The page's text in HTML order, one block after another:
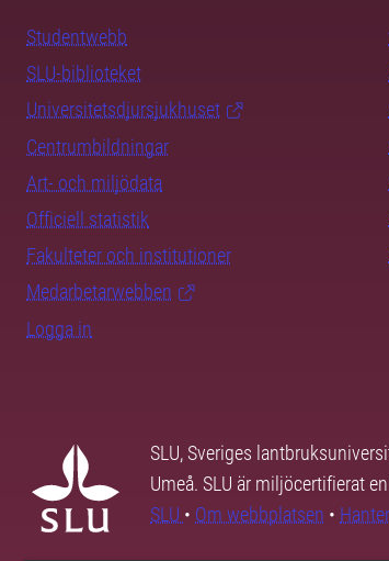
Studentwebb
SLU-biblioteket
Universitetsdjursjukhuset
Centrumbildningar
Art- och miljödata
Officiell statistik
Fakulteter och institutioner
Medarbetarwebben
Logga in
SLU, Sveriges
Umeå. SLU är miljöcertifierat
SLU • Om webbplatsen •